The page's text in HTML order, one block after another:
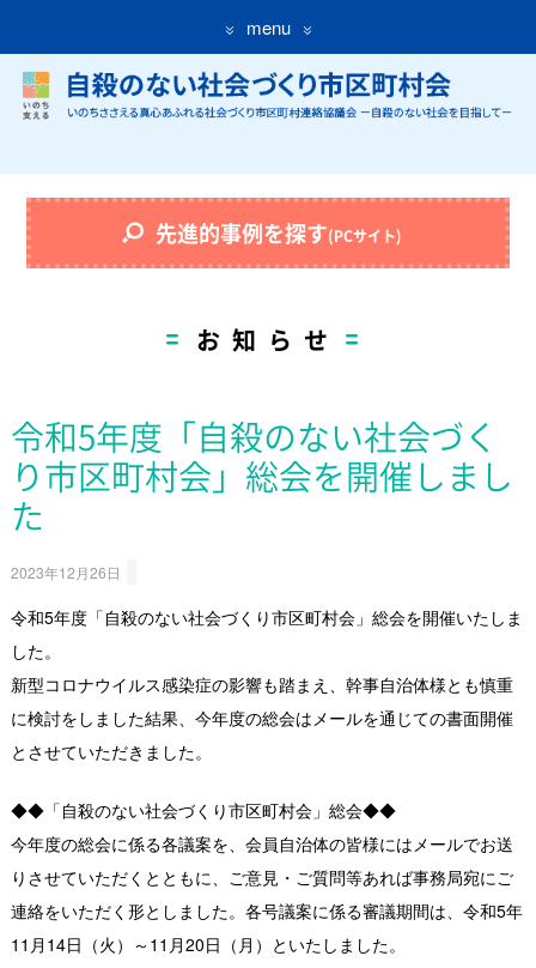
menu
先進的事例を探す(PCサイト)
お知らせ
令和5年度「自殺のない社会づく
り市区町村会」総会を開催しまし
た
2023年12月26日
令和5年度「自殺のない社会づくり市区町村会」総会を開催いたしま
した。
新型コロナウイルス感染症の影響も踏まえ、幹事自治体様とも慎重
に検討をしました結果、今年度の総会はメールを通じての書面開催
とさせていただきました。
◆◆「自殺のない社会づくり市区町村会」総会◆◆
今年度の総会に係る各議案を、会員自治体の皆様にはメールでお送
りさせていただくとともに、ご意見・ご質問等あれば事務局宛にご
連絡をいただく形としました。各号議案に係る審議期間は、令和5年
11月14日（火）～11月20日（月）といたしました。